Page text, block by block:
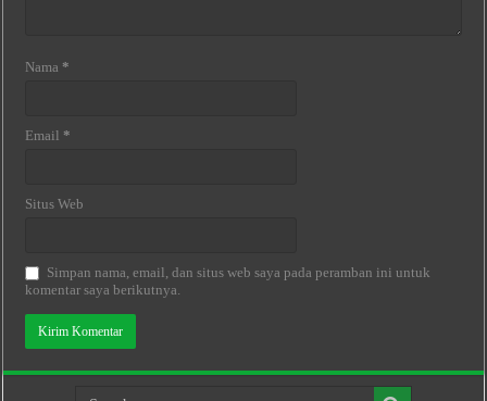
Nama *
Email *
Situs Web
Simpan nama, email, dan situs web saya pada peramban ini untuk
komentar saya berikutnya.